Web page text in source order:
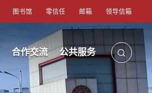
图书馆 零信任 邮箱 领导信箱
合作交流 公共服务